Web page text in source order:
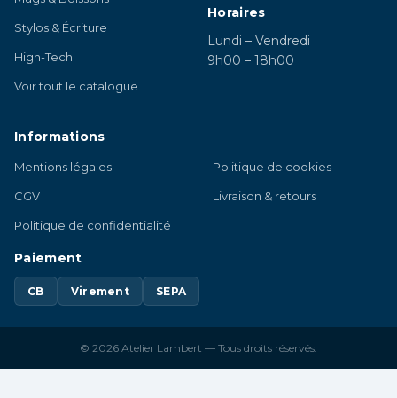
Stylos & Écriture
High-Tech
Voir tout le catalogue
Horaires
Lundi – Vendredi
9h00 – 18h00
Informations
Mentions légales
CGV
Politique de confidentialité
Politique de cookies
Livraison & retours
Paiement
CB Virement SEPA
© 2026 Atelier Lambert — Tous droits réservés.